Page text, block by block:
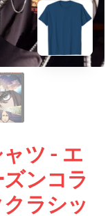
ツ - エ
ンコラ
ラシッ